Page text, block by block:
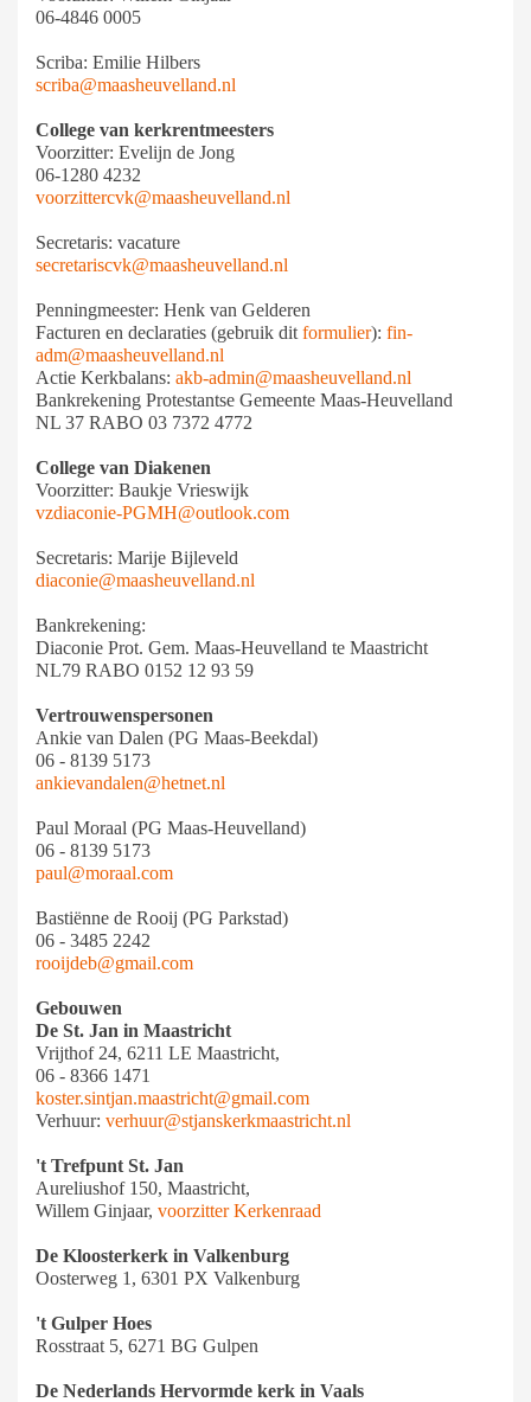
06-4846 0005
Scriba: Emilie Hilbers
scriba@maasheuvelland.nl
College van kerkrentmeesters
Voorzitter: Evelijn de Jong
06-1280 4232
voorzittercvk@maasheuvelland.nl
Secretaris: vacature
secretariscvk@maasheuvelland.nl
Penningmeester: Henk van Gelderen
Facturen en declaraties (gebruik dit formulier): fin-
adm@maasheuvelland.nl
Actie Kerkbalans: akb-admin@maasheuvelland.nl
Bankrekening Protestantse Gemeente Maas-Heuvelland
NL 37 RABO 03 7372 4772
College van Diakenen
Voorzitter: Baukje Vrieswijk
vzdiaconie-PGMH@outlook.com
Secretaris: Marije Bijleveld
diaconie@maasheuvelland.nl
Bankrekening:
Diaconie Prot. Gem. Maas-Heuvelland te Maastricht
NL79 RABO 0152 12 93 59
Vertrouwenspersonen
Ankie van Dalen (PG Maas-Beekdal)
06 - 8139 5173
ankievandalen@hetnet.nl
Paul Moraal (PG Maas-Heuvelland)
06 - 8139 5173
paul@moraal.com
Bastiënne de Rooij (PG Parkstad)
06 - 3485 2242
rooijdeb@gmail.com
Gebouwen
De St. Jan in Maastricht
Vrijthof 24, 6211 LE Maastricht,
06 - 8366 1471
koster.sintjan.maastricht@gmail.com
Verhuur: verhuur@stjanskerkmaastricht.nl
't Trefpunt St. Jan
Aureliushof 150, Maastricht,
Willem Ginjaar, voorzitter Kerkenraad
De Kloosterkerk in Valkenburg
Oosterweg 1, 6301 PX Valkenburg
't Gulper Hoes
Rosstraat 5, 6271 BG Gulpen
De Nederlands Hervormde kerk in Vaals